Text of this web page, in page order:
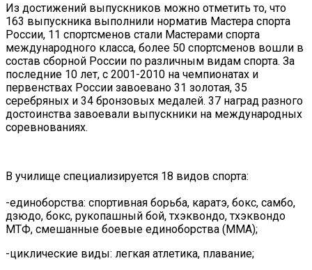
Из достижений выпускников можно отметить то, что
163 выпускника выполнили норматив Мастера спорта
России, 11 спортсменов стали Мастерами спорта
международного класса, более 50 спортсменов вошли в
состав сборной России по различным видам спорта. За
последние 10 лет, с 2001-2010 на чемпионатах и
первенствах России завоевано 31 золотая, 35
серебряных и 34 бронзовых медалей. 37 наград разного
достоинства завоевали выпускники на международных
соревнованиях.
В училище специализируется 18 видов спорта:
-единоборства: спортивная борьба, каратэ, бокс, самбо,
дзюдо, бокс, рукопашный бой, тхэквондо, тхэквондо
МТФ, смешанные боевые единоборства (ММА);
-циклические виды: легкая атлетика, плавание;